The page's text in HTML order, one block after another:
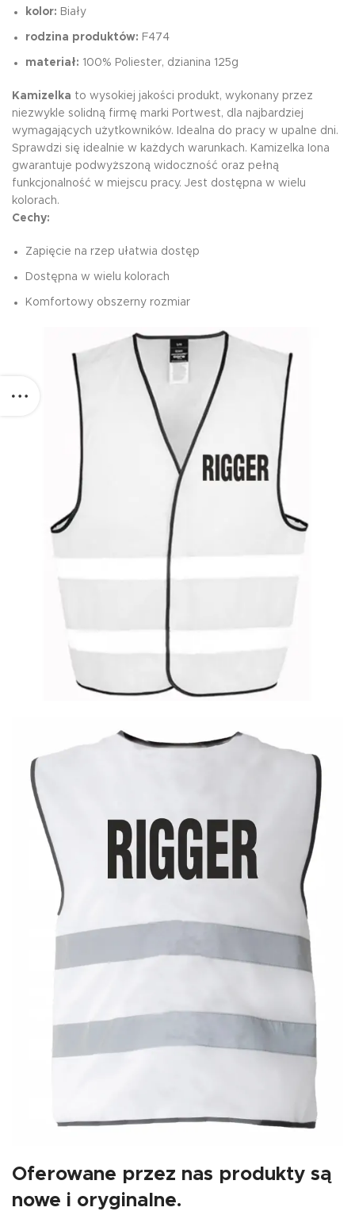
kolor: Biały
rodzina produktów: F474
materiał: 100% Poliester, dzianina 125g
Kamizelka to wysokiej jakości produkt, wykonany przez
niezwykle solidną firmę marki Portwest, dla najbardziej
wymagających użytkowników. Idealna do pracy w upalne dni.
Sprawdzi się idealnie w każdych warunkach. Kamizelka Iona
gwarantuje podwyższoną widoczność oraz pełną
funkcjonalność w miejscu pracy. Jest dostępna w wielu
kolorach.
Cechy​:
Zapięcie na rzep ułatwia dostęp
Dostępna w wielu kolorach
Komfortowy obszerny rozmiar
Oferowane przez nas produkty są
nowe i oryginalne.